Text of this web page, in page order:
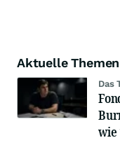
Aktuelle Themen
Das
wie